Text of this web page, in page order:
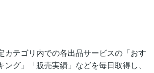
カテゴリ内での各出品サービスの「おす
グ」「販売実績」などを毎日取得し、